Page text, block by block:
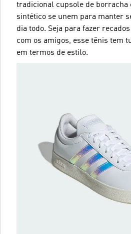
tradicional cupsole de borracha
sintético se unem para manter
dia todo. Seja para fazer
com os amigos, esse tênis tem
em termos de estilo.